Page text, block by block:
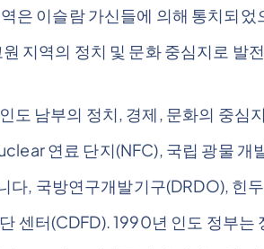
은 이슬람 가신들에 의해 통치되
지역의 정치 및 문화 중심지로 발
도 남부의 정치, 경제, 문화의 중심
연료 단지(NFC), 국립 광물 개
다, 국방연구개발기구(DRDO), 힌
센터(CDFD). 1990년 인도 정부는